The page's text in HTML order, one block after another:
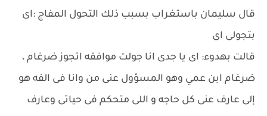
قال سليمان باستغراب بسبب ذلك التحول المفاج :اى
بتجولى اى
قالت بهدوء: اى يا جدى انا جولت موافقه اتجوز ضرغام ،
ضرغام ابن عمي وهو المسؤول عنى من وانا فى الفه هو
إلى عارف عنى كل حاجه و اللى متحكم فى حياتى وعارف